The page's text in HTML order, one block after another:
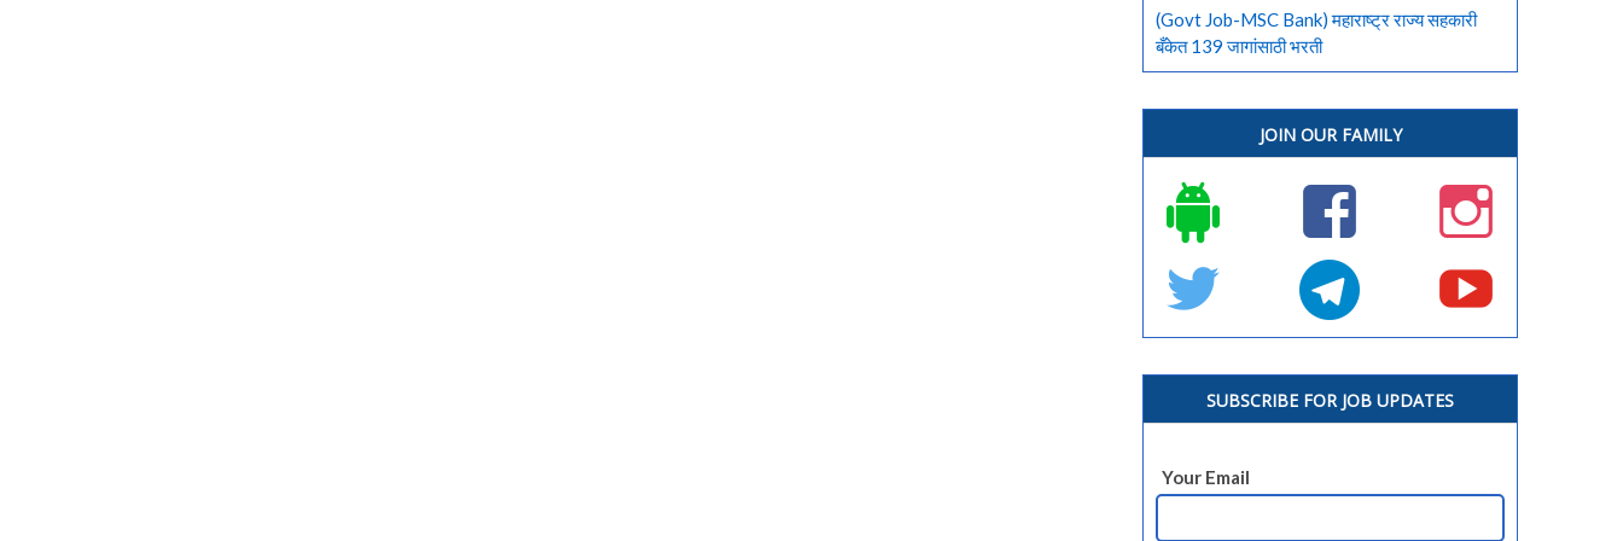
(Govt Job-MSC Bank) महाराष्ट्र राज्य सहकारी
बँकेत 139 जागांसाठी भरती
JOIN OUR FAMILY
SUBSCRIBE FOR JOB UPDATES
Your Email